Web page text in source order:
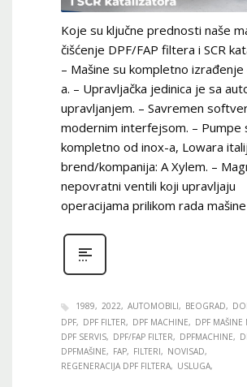
Koje su ključne prednosti naše
čišćenje DPF/FAP filtera i SCR
– Mašine su kompletno
a. – Upravljačka jedinica je sa
upravljanjem. – Savremen
modernim interfejsom. – Pumpe
kompletno od inox-a, Lowara
brend/kompanija: A Xylem. –
nepovratni ventili koji upravljaju
operacijama prilikom rada mašine
1989 2022 AUTOMOBILI BEOGRAD
DPF
DPF FILTER DPF MACHINE
DPF MAŠINE
DPF SERVIS
DPF/FAP FILTER DPFMACHINE
DPFMAŠINE
FAP FILTERI
NOVISAD
REGENERACIJA DPF FILTERA
USLUGA